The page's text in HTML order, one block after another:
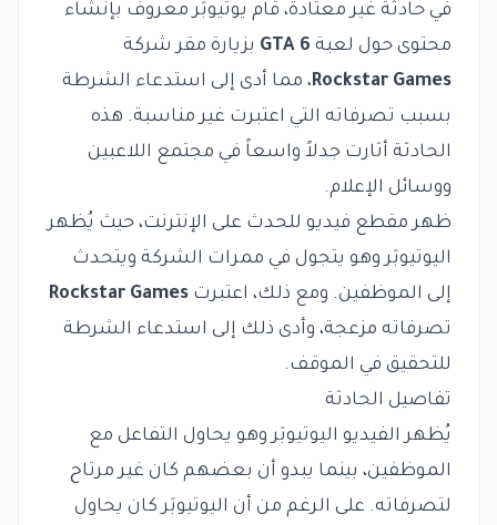
في حادثة غير معتادة، قام يوتيوبَر معروف بإنشاء
محتوى حول لعبة GTA 6 بزيارة مقر شركة
Rockstar Games، مما أدى إلى استدعاء الشرطة
بسبب تصرفاته التي اعتبرت غير مناسبة. هذه
الحادثة أثارت جدلاً واسعاً في مجتمع اللاعبين
ووسائل الإعلام.
ظهر مقطع فيديو للحدث على الإنترنت، حيث يُظهر
اليوتيوبَر وهو يتجول في ممرات الشركة ويتحدث
إلى الموظفين. ومع ذلك، اعتبرت Rockstar Games
تصرفاته مزعجة، وأدى ذلك إلى استدعاء الشرطة
للتحقيق في الموقف.
تفاصيل الحادثة
يُظهر الفيديو اليوتيوبَر وهو يحاول التفاعل مع
الموظفين، بينما يبدو أن بعضهم كان غير مرتاح
لتصرفاته. على الرغم من أن اليوتيوبَر كان يحاول